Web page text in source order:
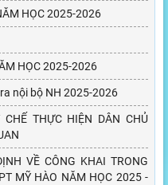
HỌC 2025-2026
HỌC 2025-2026
nội bộ NH 2025-2026
THỰC HIỆN DÂN CHỦ
VỀ CÔNG KHAI TRONG
MỸ HÀO NĂM HỌC 2025 -